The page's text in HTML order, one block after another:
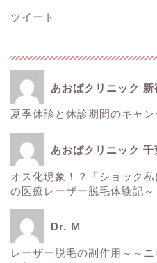
ツイート
あおばクリニック 新
夏季休診と休診期間のキャ
あおばクリニック 千
オス化現象！？「ショック
の医療レーザー脱毛体験記～
Dr. Ｍ
レーザー脱毛の副作用～～